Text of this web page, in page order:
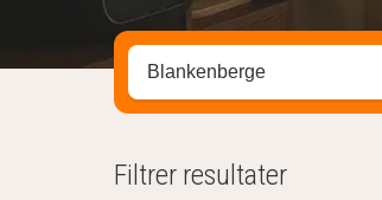
Søk hotell, region eller by
Filtrer resultater